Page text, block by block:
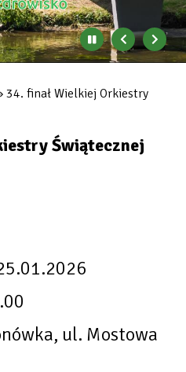
Zatrzymaj
automatyczne
się
banerów
Poprzedni
bannerbaner
34. finał Wielkiej Orkiestry
Świątecznej
ul. Mostowa